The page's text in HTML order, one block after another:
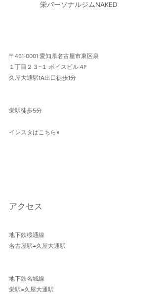
栄パーソナルジムNAKED
〒461-0001 愛知県名古屋市東区泉
１丁目２３−１ ボイスビル 4F
久屋大通駅1A出口徒歩1分
栄駅徒歩5分
インスタはこちら↓
アクセス
地下鉄桜通線
名古屋駅→久屋大通駅
地下鉄名城線
栄駅→久屋大通駅